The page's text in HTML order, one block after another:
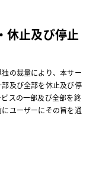
休止及び停止
の裁量により、本サー
及び全部を休止及び停
スの一部及び全部を終
ユーザーにその旨を通